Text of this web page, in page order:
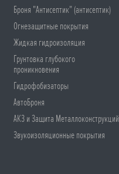
Броня "Антисептик" (антисептик)
Огнезащитные покрытия
Жидкая гидроизоляция
Грунтовка глубокого
проникновения
Гидрофобизаторы
АвтоБроня
АКЗ и Защита Металлоконструкций
Звукоизоляционные покрытия